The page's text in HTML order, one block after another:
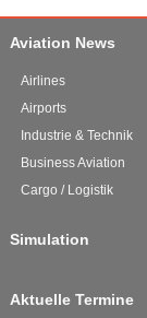
Aviation News
Airlines
Airports
Industrie & Technik
Business Aviation
Cargo / Logistik
Simulation
Aktuelle Termine